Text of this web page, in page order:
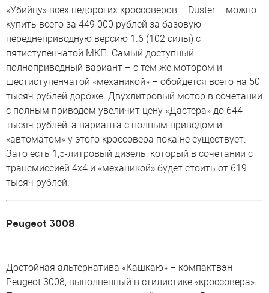
«Убийцу» всех недорогих кроссоверов – Duster– можно
купить всего за 449 000 рублей за базовую
переднеприводную версию 1.6 (102 силы) с
пятиступенчатой МКП. Самый доступный
полноприводный вариант – с тем же мотором и
шестиступенчатой «механикой» – обойдется всего на 50
тысяч рублей дороже. Двухлитровый мотор в сочетании
с полным приводом увеличит цену «Дастера» до 644
тысяч рублей, а варианта с полным приводом и
«автоматом» у этого кроссовера пока не существует.
Зато есть 1,5-литровый дизель, который в сочетании с
трансмиссией 4х4 и «механикой» будет стоить от 619
тысяч рублей.
Peugeot 3008
Достойная альтернатива «Кашкаю» – компактвэн
Peugeot 3008, выполненный в стилистике «кроссовера».